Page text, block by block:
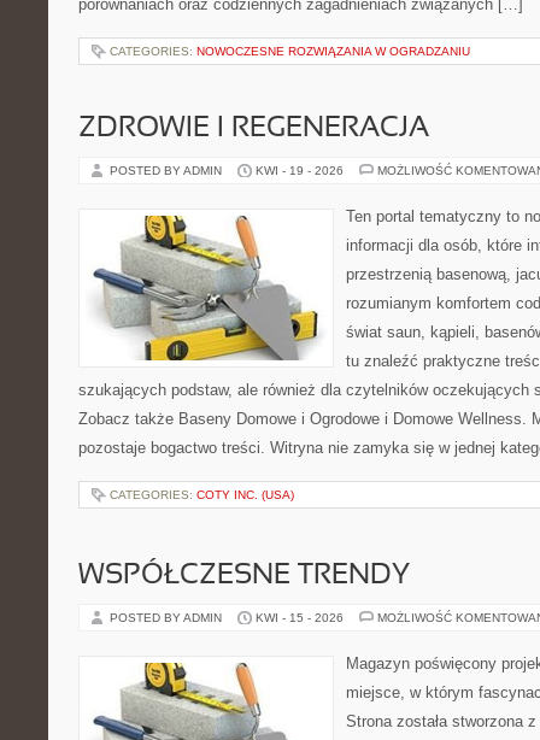
porównaniach oraz codziennych zagadnieniach związanych […]
CATEGORIES: NOWOCZESNE ROZWIĄZANIA W OGRADZANIU
ZDROWIE I REGENERACJA
POSTED BY ADMIN KWI - 19 - 2026 MOŻLIWOŚĆ
Ten portal tematyczny to
informacji dla osób, które
przestrzenią basenową,
rozumianym komfortem
świat saun, kąpieli,
tu znaleźć praktyczne
szukających podstaw, ale również dla czytelników oczekujących
Zobacz także Baseny Domowe i Ogrodowe i Domowe Wellness.
pozostaje bogactwo treści. Witryna nie zamyka się w jednej
CATEGORIES: COTY INC. (USA)
WSPÓŁCZESNE TRENDY
POSTED BY ADMIN KWI - 15 - 2026 MOŻLIWOŚĆ
Magazyn poświęcony
miejsce, w którym
Strona została stworzona